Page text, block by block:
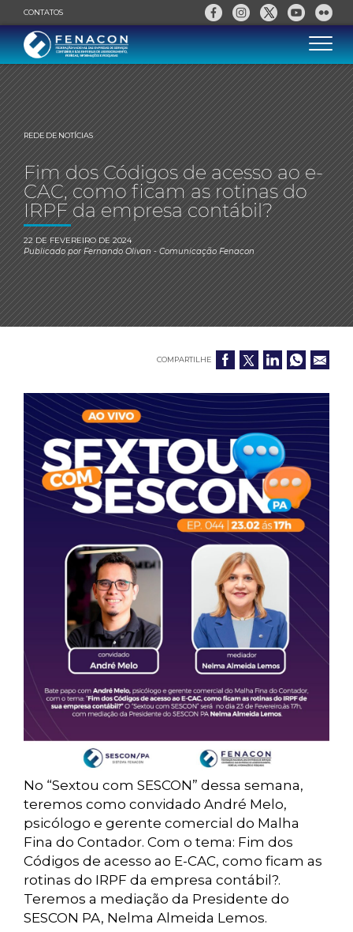
CONTATOS
REDE DE NOTÍCIAS
Fim dos Códigos de acesso ao e-
CAC, como ficam as rotinas do
IRPF da empresa contábil?
22 DE FEVEREIRO DE 2024
Publicado porFernando Olivan- Comunicação Fenacon
COMPARTILHE
No “Sextou com SESCON” dessa semana,
teremos como convidado André Melo,
psicólogo e gerente comercial do Malha
Fina do Contador. Com o tema: Fim dos
Códigos de acesso ao E-CAC, como ficam as
rotinas do IRPF da empresa contábil?.
Teremos a mediação da Presidente do
SESCON PA, Nelma Almeida Lemos.